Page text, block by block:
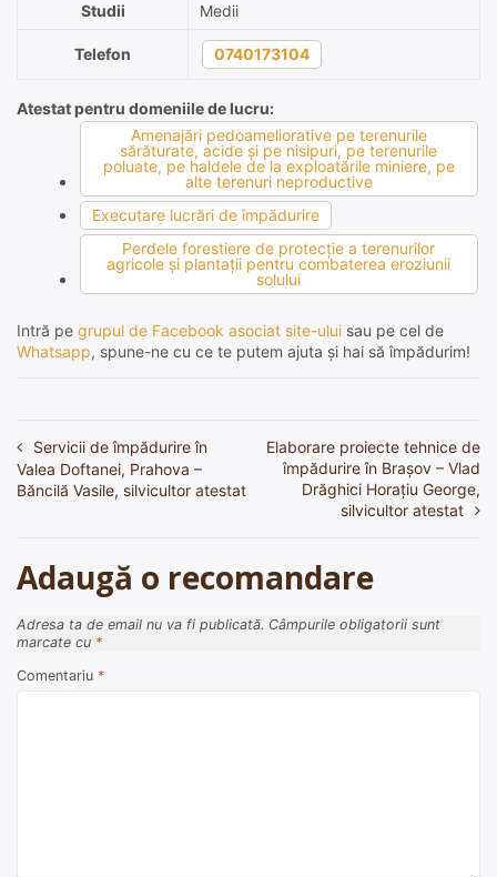
Studii
Medii
Telefon 0740173104
Atestat pentru domeniile de lucru:
Amenajări pedoameliorative pe terenurile
sărăturate, acide şi pe nisipuri, pe terenurile
poluate, pe haldele de la exploatările miniere, pe
alte terenuri neproductive
Executare lucrări de împădurire
Perdele forestiere de protecţie a terenurilor
agricole şi plantaţii pentru combaterea eroziunii
solului
Intră pe grupul de Facebook asociat site-ului sau pe cel de
Whatsapp, spune-ne cu ce te putem ajuta și hai să împădurim!
Navigare
în
Servicii de împădurire în
Valea Doftanei, Prahova –
Băncilă Vasile, silvicultor atestat
Elaborare proiecte tehnice de
împădurire în Brașov – Vlad
Drăghici Horațiu George,
silvicultor atestat
Adaugă o recomandare
Adresa ta de email nu va fi publicată. Câmpurile obligatorii sunt
marcate cu *
Comentariu *